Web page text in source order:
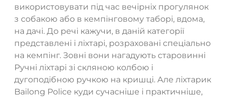
використовувати під час вечірніх прогулянок
з собакою або в кемпінговому таборі, вдома,
на дачі. До речі кажучи, в даній категорії
представлені і ліхтарі, розраховані спеціально
на кемпінг. Зовні вони нагадують старовинні
Ручні ліхтарі зі скляною колбою і
дугоподібною ручкою на кришці. Але ліхтарик
Bailong Police куди сучасніше і практичніше,